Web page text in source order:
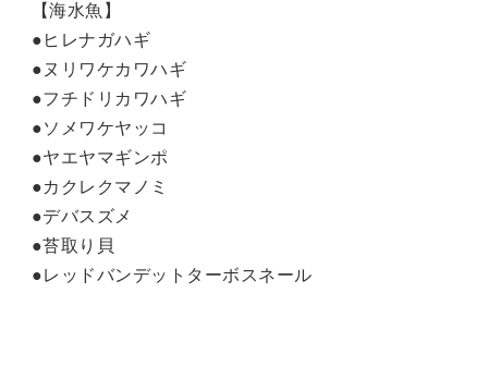
【海水魚】
●ヒレナガハギ
●ヌリワケカワハギ
●フチドリカワハギ
●ソメワケヤッコ
●ヤエヤマギンポ
●カクレクマノミ
●デバスズメ
●苔取り貝
●レッドバンデットターボスネール